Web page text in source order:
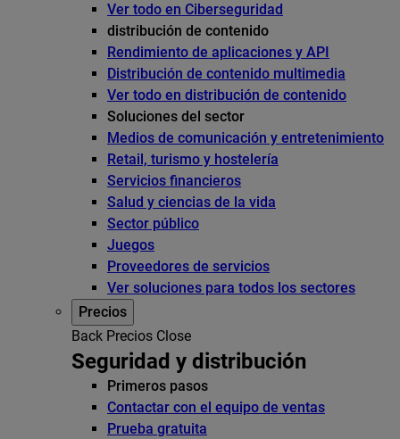
Ver todo en Ciberseguridad
distribución de contenido
Rendimiento de aplicaciones y API
Distribución de contenido multimedia
Ver todo en distribución de contenido
Soluciones del sector
Medios de comunicación y entretenimiento
Retail, turismo y hostelería
Servicios financieros
Salud y ciencias de la vida
Sector público
Juegos
Proveedores de servicios
Ver soluciones para todos los sectores
Precios
Back Precios Close
Seguridad y distribución
Primeros pasos
Contactar con el equipo de ventas
Prueba gratuita